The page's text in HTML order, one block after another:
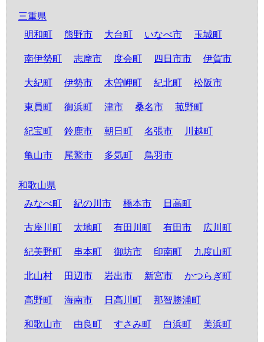
三重県
明和町
熊野市 大台町 いなべ市 玉城町
南伊勢町 志摩市 度会町 四日市市 伊賀市
大紀町 伊勢市 木曽岬町 紀北町 松阪市
東員町 御浜町 津市 桑名市 菰野町
紀宝町 鈴鹿市 朝日町 名張市 川越町
亀山市 尾鷲市 多気町 鳥羽市
和歌山県
みなべ町
紀の川市 橋本市 日高町
古座川町 太地町 有田川町 有田市 広川町
紀美野町 串本町 御坊市 印南町 九度山町
北山村 田辺市 岩出市 新宮市 かつらぎ町
高野町 海南市 日高川町 那智勝浦町
和歌山市 由良町 すさみ町 白浜町 美浜町